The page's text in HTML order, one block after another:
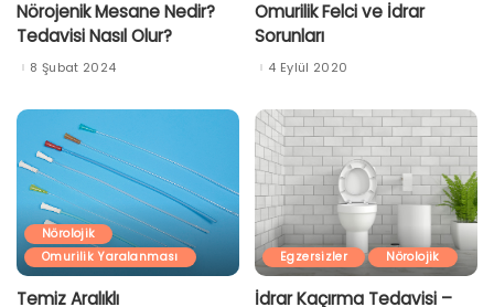
Nörojenik Mesane Nedir?
Tedavisi Nasıl Olur?
8 Şubat 2024
Omurilik Felci ve İdrar
Sorunları
4 Eylül 2020
Nörolojik
Omurilik Yaralanması
Temiz Aralıklı
Egzersizler Nörolojik
İdrar Kaçırma Tedavisi –